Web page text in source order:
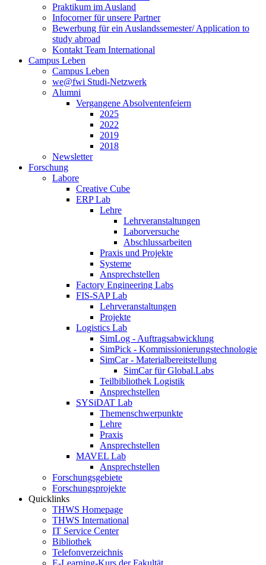
Praktikum im Ausland
Infocorner für unsere Partner
Bewerbung für ein Auslandssemester/ Application to
study abroad
Kontakt Team International
Campus Leben
Campus Leben
we@fwi Studi-Netzwerk
Alumni
Vergangene Absolventenfeiern
2025
2022
2019
2018
Newsletter
Forschung
Labore
Creative Cube
ERP Lab
Lehre
Lehrveranstaltungen
Laborversuche
Abschlussarbeiten
Praxis und Projekte
Systeme
Ansprechstellen
Factory Engineering Labs
FIS-SAP Lab
Lehrveranstaltungen
Projekte
Logistics Lab
SimLog - Auftragsabwicklung
SimPick - Kommissionierungstechnologie
SimCar - Materialbereitstellung
SimCar für Global.Labs
Teilbibliothek Logistik
Ansprechstellen
SYSiDAT Lab
Themenschwerpunkte
Lehre
Praxis
Ansprechstellen
MAVEL Lab
Ansprechstellen
Forschungsgebiete
Forschungsprojekte
Quicklinks
THWS Homepage
THWS International
IT Service Center
Bibliothek
Telefonverzeichnis
E-Learning-Kurs der Fakultät